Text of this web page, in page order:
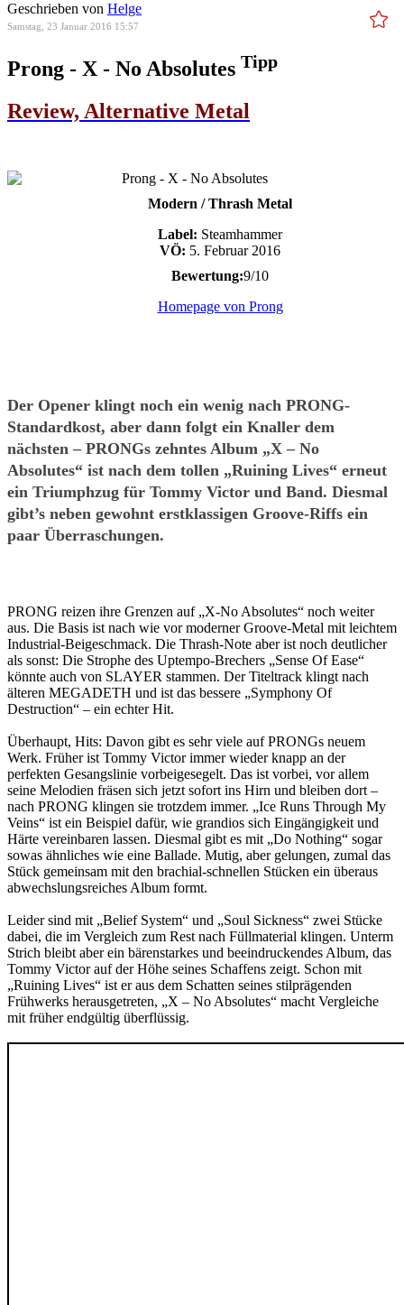
Geschrieben von Helge
Samstag, 23 Januar 2016 15:57
Prong - X - No Absolutes Tipp
Review, Alternative Metal
Modern / Thrash Metal
Label: Steamhammer
VÖ: 5. Februar 2016
Bewertung:9/10
Homepage von Prong
Der Opener klingt noch ein wenig nach PRONG-
Standardkost, aber dann folgt ein Knaller dem
nächsten – PRONGs zehntes Album „X – No
Absolutes“ ist nach dem tollen „Ruining Lives“ erneut
ein Triumphzug für Tommy Victor und Band. Diesmal
gibt’s neben gewohnt erstklassigen Groove-Riffs ein
paar Überraschungen.
PRONG reizen ihre Grenzen auf „X-No Absolutes“ noch weiter
aus. Die Basis ist nach wie vor moderner Groove-Metal mit leichtem
Industrial-Beigeschmack. Die Thrash-Note aber ist noch deutlicher
als sonst: Die Strophe des Uptempo-Brechers „Sense Of Ease“
könnte auch von SLAYER stammen. Der Titeltrack klingt nach
älteren MEGADETH und ist das bessere „Symphony Of
Destruction“ – ein echter Hit.
Überhaupt, Hits: Davon gibt es sehr viele auf PRONGs neuem
Werk. Früher ist Tommy Victor immer wieder knapp an der
perfekten Gesangslinie vorbeigesegelt. Das ist vorbei, vor allem
seine Melodien fräsen sich jetzt sofort ins Hirn und bleiben dort –
nach PRONG klingen sie trotzdem immer. „Ice Runs Through My
Veins“ ist ein Beispiel dafür, wie grandios sich Eingängigkeit und
Härte vereinbaren lassen. Diesmal gibt es mit „Do Nothing“ sogar
sowas ähnliches wie eine Ballade. Mutig, aber gelungen, zumal das
Stück gemeinsam mit den brachial-schnellen Stücken ein überaus
abwechslungsreiches Album formt.
Leider sind mit „Belief System“ und „Soul Sickness“ zwei Stücke
dabei, die im Vergleich zum Rest nach Füllmaterial klingen. Unterm
Strich bleibt aber ein bärenstarkes und beeindruckendes Album, das
Tommy Victor auf der Höhe seines Schaffens zeigt. Schon mit
„Ruining Lives“ ist er aus dem Schatten seines stilprägenden
Frühwerks herausgetreten, „X – No Absolutes“ macht Vergleiche
mit früher endgültig überflüssig.